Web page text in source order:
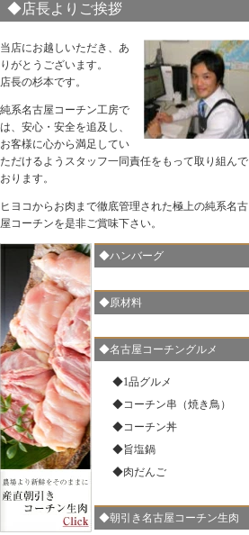
お歳暮 御歳暮 内祝い 出産内祝い ギフト クーポン 水炊
き 送料無料 純系 名古屋コーチン 旨塩鍋 うどん付き
2〜3人用 ハム 鶏肉 地鶏 プレゼント ギフト ありがとう
おめでとう お祝い お母さん 会社 ビジネス 贈り物 20代
30代 40代 50代 60代 包装 のし
ポン 水炊き 送料無料 純系 名古屋コーチン 旨塩鍋 うど
ん付き 4〜5人用 鶏肉 地鶏 プレゼント ギフト ありがと
0代 30代 40代 50代 包装 のし
お歳暮 御歳暮 内祝い クーポン 送料無料 純系 名古屋コ
ーチン 燻製セット 内祝 ハム 鶏肉 地鶏 鶏 父の日 お父
さん プレゼント ギフト ありがとう おめでとう お祝い
お母さん 会社 ビジネス 贈り物 20代 30代 40代 50代 60
代 包装 のし 冷蔵 19
お歳暮 御歳暮 内祝い クーポン 送料無料 純系 名古屋コ
◆店長よりご挨拶
当店にお越しいただき、あ
りがとうございます。
店長の杉本です。
純系名古屋コーチン工房で
は、安心・安全を追及し、
お客様に心から満足してい
ただけるようスタッフ一同責任をもって取り組んで
おります。
ヒヨコからお肉まで徹底管理された極上の純系名古
屋コーチンを是非ご賞味下さい。
◆ハンバーグ
◆原材料
◆名古屋コーチングルメ
◆1品グルメ
◆コーチン串（焼き鳥）
◆コーチン丼
◆旨塩鍋
◆肉だんご
◆朝引き名古屋コーチン生肉